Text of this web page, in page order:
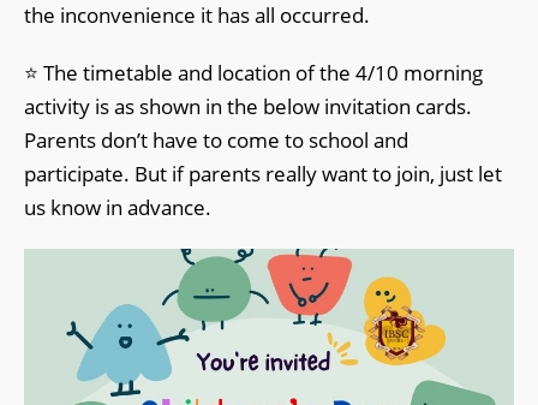
the inconvenience it has all occurred.
⭐️ The timetable and location of the 4/10 morning
activity is as shown in the below invitation cards.
Parents don’t have to come to school and
participate. But if parents really want to join, just let
us know in advance.